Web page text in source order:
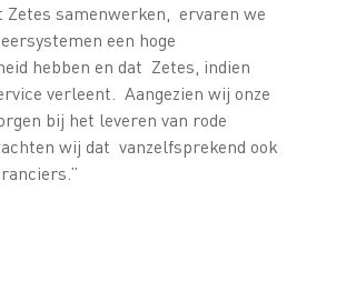
Zetes samenwerken, ervaren we
een hoge
hebben en dat Zetes, indien
verleent. Aangezien wij onze
bij het leveren van rode
wij dat vanzelfsprekend ook